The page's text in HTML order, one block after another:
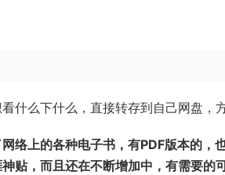
什么下什么，直接转存到自己网盘，
络上的各种电子书，有PDF版本的，
贴，而且还在不断增加中，有需要的